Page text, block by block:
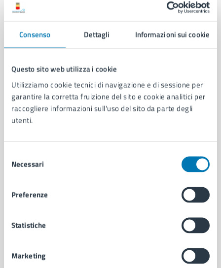
Consenso Dettagli Informazioni sui cookie
Questo sito web utilizza i cookie
Utilizziamo cookie tecnici di navigazione e di sessione per
garantire la corretta fruizione del sito e cookie analitici per
raccogliere informazioni sull'uso del sito da parte degli
utenti.
delNecessari
Preferenze
Statistiche
Marketing
Comune di Napoli
AMMINISTRAZIONE
Aree amministrative
Organi di governo
Municipalità
Uffici
Personale amministrativo
Documenti e dati
Ambiente
Autorizzazioni